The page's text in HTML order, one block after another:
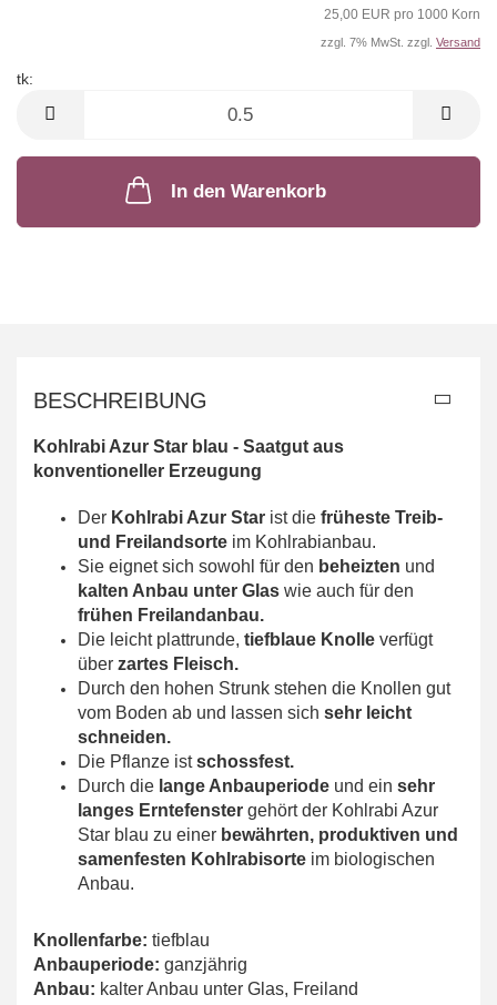
25,00 EUR pro 1000 Korn
zzgl. 7% MwSt. zzgl. Versand
tk:
In den Warenkorb
BESCHREIBUNG
Kohlrabi Azur Star blau - Saatgut aus
konventioneller Erzeugung
Der Kohlrabi Azur Star ist die früheste Treib-
und Freilandsorte im Kohlrabianbau.
Sie eignet sich sowohl für den beheizten und
kalten Anbau unter Glas wie auch für den
frühen Freilandanbau.
Die leicht plattrunde, tiefblaue Knolle verfügt
über zartes Fleisch.
Durch den hohen Strunk stehen die Knollen gut
vom Boden ab und lassen sich sehr leicht
schneiden.
Die Pflanze istschossfest.
Durch die lange Anbauperiode und ein sehr
langes Erntefenster gehört der Kohlrabi Azur
Star blau zu einer bewährten, produktiven und
samenfesten Kohlrabisorte im biologischen
Anbau.
Knollenfarbe: tiefblau
Anbauperiode: ganzjährig
Anbau: kalter Anbau unter Glas, Freiland